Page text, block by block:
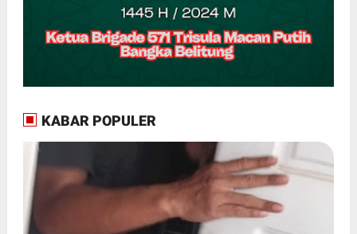
KABAR POPULER